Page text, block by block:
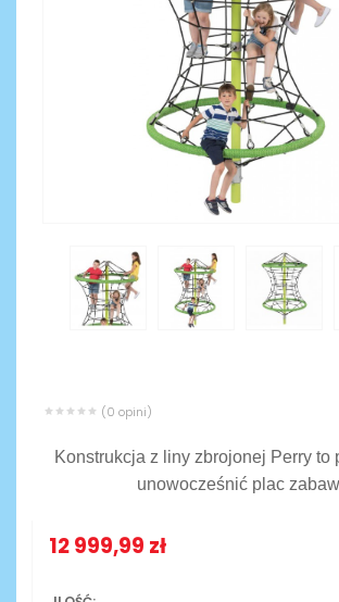
(0 opini)
Konstrukcja z liny zbrojonej Perry to
unowocześnić plac
12 999,99 zł